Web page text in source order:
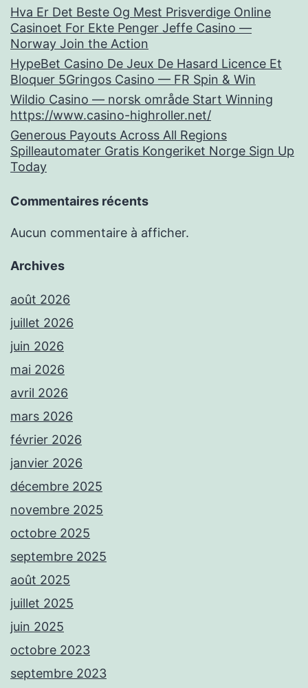
Hva Er Det Beste Og Mest Prisverdige Online
Casinoet For Ekte Penger Jeffe Casino —
Norway Join the Action
HypeBet Casino De Jeux De Hasard Licence Et
Bloquer 5Gringos Casino — FR Spin & Win
Wildio Casino — norsk område Start Winning
https://www.casino-highroller.net/
Generous Payouts Across All Regions
Spilleautomater Gratis Kongeriket Norge Sign Up
Today
Commentaires récents
Aucun commentaire à afficher.
Archives
août 2026
juillet 2026
juin 2026
mai 2026
avril 2026
mars 2026
février 2026
janvier 2026
décembre 2025
novembre 2025
octobre 2025
septembre 2025
août 2025
juillet 2025
juin 2025
octobre 2023
septembre 2023